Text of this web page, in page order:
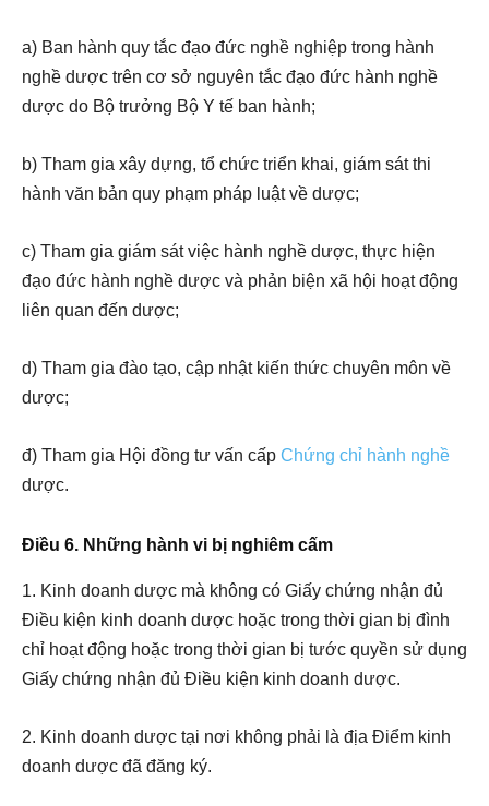
a) Ban hành quy tắc đạo đức nghề nghiệp trong hành
nghề dược trên cơ sở nguyên tắc đạo đức hành nghề
dược do Bộ trưởng Bộ Y tế ban hành;
b) Tham gia xây dựng, tổ chức triển khai, giám sát thi
hành văn bản quy phạm pháp luật về dược;
c) Tham gia giám sát việc hành nghề dược, thực hiện
đạo đức hành nghề dược và phản biện xã hội hoạt động
liên quan đến dược;
d) Tham gia đào tạo, cập nhật kiến thức chuyên môn về
dược;
đ) Tham gia Hội đồng tư vấn cấp Chứng chỉ hành nghề
dược.
Điều 6. Những hành vi bị nghiêm cấm
1. Kinh doanh dược mà không có Giấy chứng nhận đủ
Điều kiện kinh doanh dược hoặc trong thời gian bị đình
chỉ hoạt động hoặc trong thời gian bị tước quyền sử dụng
Giấy chứng nhận đủ Điều kiện kinh doanh dược.
2. Kinh doanh dược tại nơi không phải là địa Điểm kinh
doanh dược đã đăng ký.